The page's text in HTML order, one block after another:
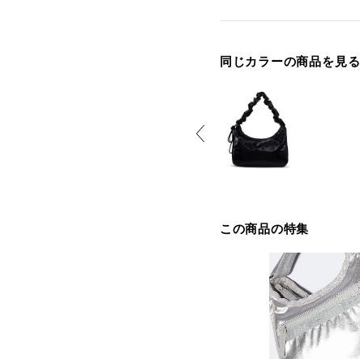
同じカラーの商品を見る
この商品の特集